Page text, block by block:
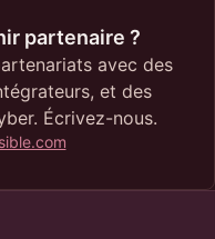
partenaire ?
avec des
et des
Écrivez-nous.